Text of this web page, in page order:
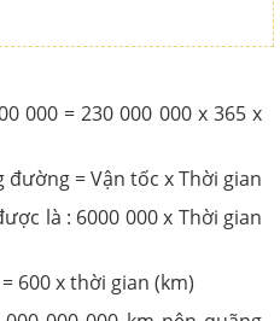
000 = 230 000 000 x 365 x
= Vận tốc x Thời gian
là : 6000 000 x Thời gian
600 x thời gian (km)